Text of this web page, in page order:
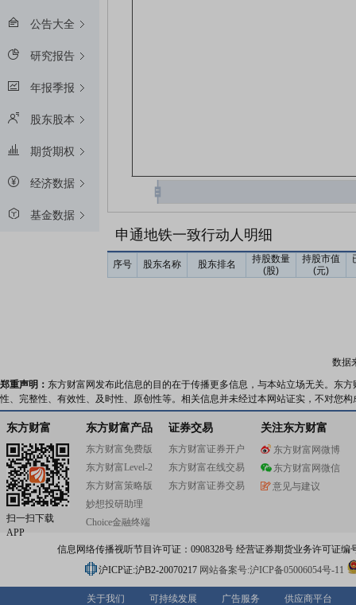
公告大全
研究报告
年报季报
股东股本
期货期权
经济数据
基金数据
申通地铁一致行动人明细
序号 股东名称 股东排名
持股数量
(股)
持股市值
(元)
数据
郑重声明： 东方财富网发布此信息的目的在于传播更多信息，与本站立场无关。东
性、完整性、有效性、及时性、原创性等。相关信息并未经过本网站证实，不对您
东方财富
扫一扫下载
APP
东方财富产品
东方财富免费版
东方财富Level-2
东方财富策略版
妙想投研助理
Choice金融终端
证券交易
东方财富证券开户
东方财富在线交易
东方财富证券交易
关注东方财富
东方财富网微博
东方财富网微信
意见与建议
信息网络传播视听节目许可证：0908328号 经营证券期货业务许可证编
沪ICP证:沪B2-20070217 网站备案号:沪ICP备05006054号-11
关于我们 可持续发展 广告服务 供应商平台